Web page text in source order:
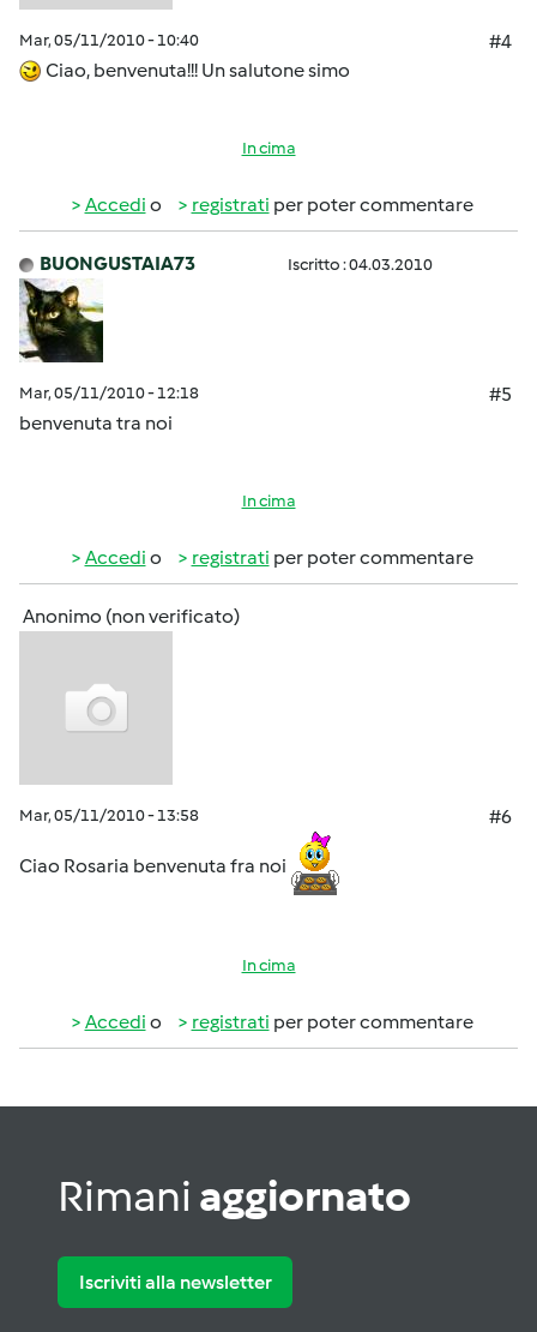
Mar, 05/11/2010 - 10:40
#4
Ciao, benvenuta!!! Un salutone simo
In cima
Accedi o registrati per poter commentare
BUONGUSTAIA73 Iscritto : 04.03.2010
Mar, 05/11/2010 - 12:18
#5
benvenuta tra noi
In cima
Accedi o registrati per poter commentare
Anonimo (non verificato)
Mar, 05/11/2010 - 13:58 #6
Ciao Rosaria benvenuta fra noi
In cima
Accedi o registrati per poter commentare
Rimani aggiornato
Iscriviti alla newsletter